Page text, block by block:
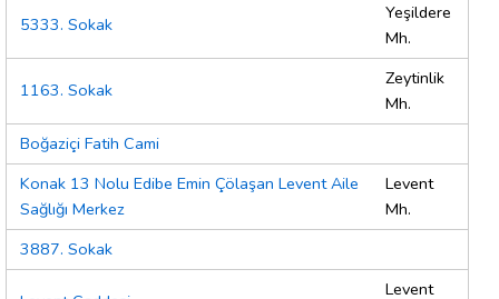
5333. Sokak
Yeşildere
Mh.
1163. Sokak
Zeytinlik
Mh.
Boğaziçi Fatih Cami
Konak 13 Nolu Edibe Emin Çölaşan Levent Aile
Sağlığı Merkez
Levent
Mh.
3887. Sokak
Levent